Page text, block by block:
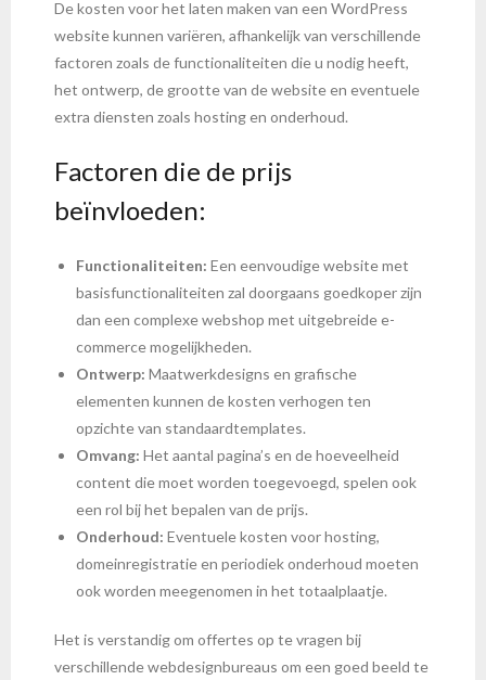
De kosten voor het laten maken van een WordPress
website kunnen variëren, afhankelijk van verschillende
factoren zoals de functionaliteiten die u nodig heeft,
het ontwerp, de grootte van de website en eventuele
extra diensten zoals hosting en onderhoud.
Factoren die de prijs
beïnvloeden:
Functionaliteiten: Een eenvoudige website met
basisfunctionaliteiten zal doorgaans goedkoper zijn
dan een complexe webshop met uitgebreide e-
commerce mogelijkheden.
Ontwerp: Maatwerkdesigns en grafische
elementen kunnen de kosten verhogen ten
opzichte van standaardtemplates.
Omvang: Het aantal pagina’s en de hoeveelheid
content die moet worden toegevoegd, spelen ook
een rol bij het bepalen van de prijs.
Onderhoud: Eventuele kosten voor hosting,
domeinregistratie en periodiek onderhoud moeten
ook worden meegenomen in het totaalplaatje.
Het is verstandig om offertes op te vragen bij
verschillende webdesignbureaus om een goed beeld te